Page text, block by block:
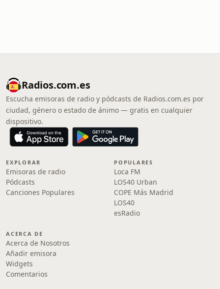
Radios.com.es
Escucha emisoras de radio y pódcasts de Radios.com.es por
ciudad, género o estado de ánimo — gratis en cualquier
dispositivo.
EXPLORAR
Emisoras de radio
Pódcasts
Canciones Populares
POPULARES
Loca FM
LOS40 Urban
COPE Más Madrid
LOS40
esRadio
ACERCA DE
Acerca de Nosotros
Añadir emisora
Widgets
Comentarios